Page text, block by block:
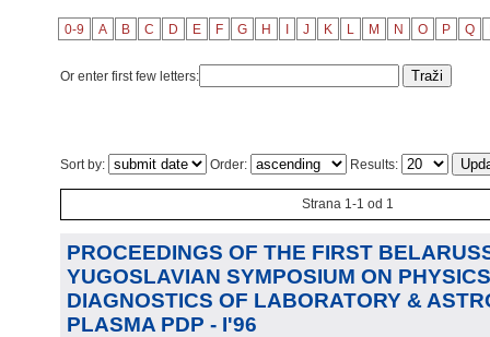
0-9 A B C D E F G H J K L M N O P Q
Or enter first few letters:
Sort by: Order: Results:
Strana 1-1 od 1
PROCEEDINGS OF THE FIRST
YUGOSLAVIAN SYMPOSIUM ON
DIAGNOSTICS OF LABORATORY &
PLASMA PDP - I'96